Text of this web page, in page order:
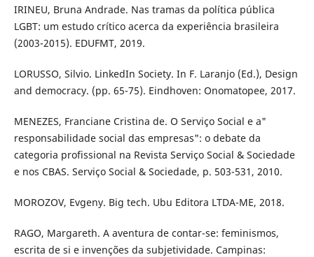
IRINEU, Bruna Andrade. Nas tramas da política pública
LGBT: um estudo crítico acerca da experiência brasileira
(2003-2015). EDUFMT, 2019.
LORUSSO, Silvio. LinkedIn Society. In F. Laranjo (Ed.), Design
and democracy. (pp. 65-75). Eindhoven: Onomatopee, 2017.
MENEZES, Franciane Cristina de. O Serviço Social e a"
responsabilidade social das empresas": o debate da
categoria profissional na Revista Serviço Social & Sociedade
e nos CBAS. Serviço Social & Sociedade, p. 503-531, 2010.
MOROZOV, Evgeny. Big tech. Ubu Editora LTDA-ME, 2018.
RAGO, Margareth. A aventura de contar-se: feminismos,
escrita de si e invenções da subjetividade. Campinas: